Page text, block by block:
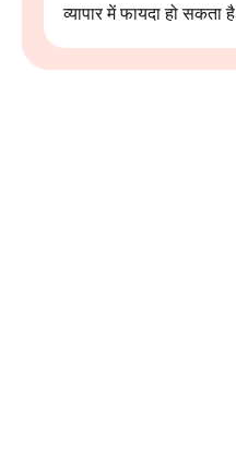
व्यापार में फायदा हो सकता है